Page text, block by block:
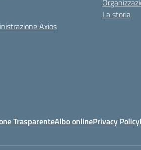
Axios
La storia
TrasparenteAlbo onlinePrivacy Policy